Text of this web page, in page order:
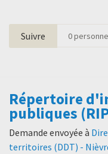
Suivre 0
Répertoire
publiques
Demande envoyée à
territoires (DDT) -